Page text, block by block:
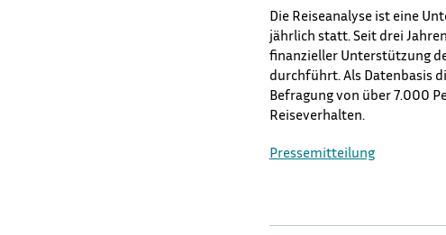
Die Reiseanalyse ist eine
jährlich statt. Seit drei
finanzieller Unterstützung
durchführt. Als Datenbasis
Befragung von über 7.000
Reiseverhalten.
Pressemitteilung